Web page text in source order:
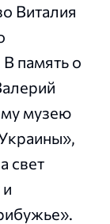
Виталия
память о
музею
свет